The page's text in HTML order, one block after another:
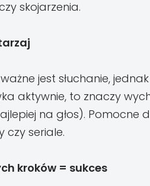
skojarzenia.
jest słuchanie,
aktywnie, to znaczy
na głos). Pomocne
czy seriale.
kroków = sukces